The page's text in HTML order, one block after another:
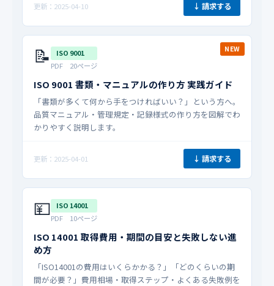
更新：2025-04-10 ↓ 請求する
NEW
📝 ISO 9001
PDF 20ページ
ISO 9001 書類・マニュアルの作り方 実践ガイド
「書類が多くて何から手をつければいい？」という方へ。
品質マニュアル・管理規定・記録様式の作り方を図解でわ
かりやすく説明します。
更新：2025-04-01 ↓ 請求する
💴 ISO 14001
PDF 10ページ
ISO 14001 取得費用・期間の目安と失敗しない進
め方
「ISO14001の費用はいくらかかる？」「どのくらいの期
間が必要？」費用相場・取得ステップ・よくある失敗例を